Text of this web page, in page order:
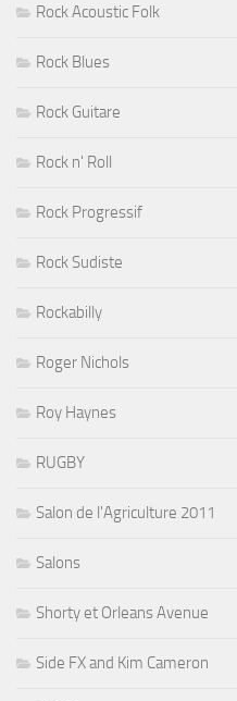
Rock Acoustic Folk
Rock Blues
Rock Guitare
Rock n' Roll
Rock Progressif
Rock Sudiste
Rockabilly
Roger Nichols
Roy Haynes
RUGBY
Salon de l'Agriculture 2011
Salons
Shorty et Orleans Avenue
Side FX and Kim Cameron